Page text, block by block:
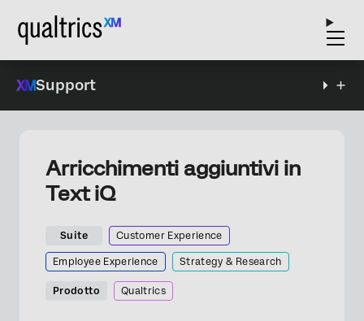
Support
Arricchimenti aggiuntivi in
Text iQ
Suite Customer Experience
Employee Experience Strategy & Research
Prodotto Qualtrics